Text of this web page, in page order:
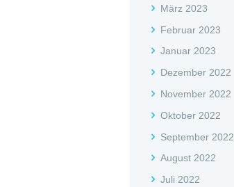
März 2023
Februar 2023
Januar 2023
Dezember 2022
November 2022
Oktober 2022
September 2022
August 2022
Juli 2022